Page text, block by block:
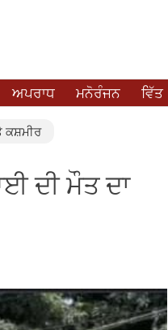
ਅਪਰਾਧ ਮਨੋਰੰਜਨ ਵਿੱਤ
ਦੀ ਮੌਤ ਦਾ